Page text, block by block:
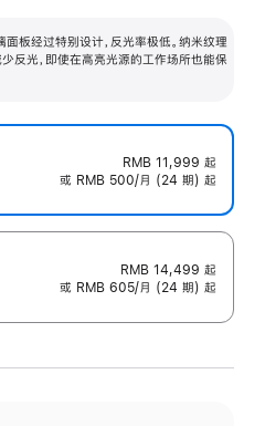
面板经过特别设计，反光率极低。纳米纹理
反光，即使在高亮光源的工作场所也能保
RMB 11,999 起
或 RMB 500/月 (24 期) 起
RMB 14,499 起
或 RMB 605/月 (24 期) 起